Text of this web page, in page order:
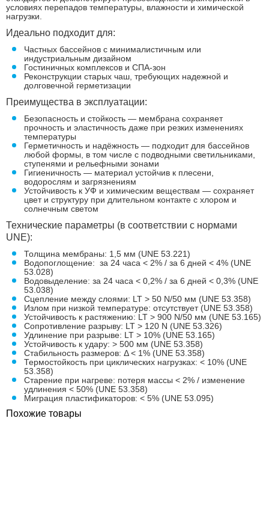
условиях перепадов температуры, влажности и химической
нагрузки.
Идеально подходит для:
Частных бассейнов с минималистичным или
индустриальным дизайном
Гостиничных комплексов и СПА-зон
Реконструкции старых чаш, требующих надежной и
долговечной герметизации
Преимущества в эксплуатации:
Безопасность и стойкость — мембрана сохраняет
прочность и эластичность даже при резких изменениях
температуры
Герметичность и надёжность — подходит для бассейнов
любой формы, в том числе с подводными светильниками,
ступенями и рельефными зонами
Гигиеничность — материал устойчив к плесени,
водорослям и загрязнениям
Устойчивость к УФ и химическим веществам — сохраняет
цвет и структуру при длительном контакте с хлором и
солнечным светом
Технические параметры (в соответствии с нормами
UNE):
Толщина мембраны: 1,5 мм (UNE 53.221)
Водопоглощение: за 24 часа < 2% / за 6 дней < 4% (UNE
53.028)
Водовыделение: за 24 часа < 0,2% / за 6 дней < 0,3% (UNE
53.038)
Сцепление между слоями: LT > 50 N/50 мм (UNE 53.358)
Излом при низкой температуре: отсутствует (UNE 53.358)
Устойчивость к растяжению: LT > 900 N/50 мм (UNE 53.165)
Сопротивление разрыву: LT > 120 N (UNE 53.326)
Удлинение при разрыве: LT > 10% (UNE 53.165)
Устойчивость к удару: > 500 мм (UNE 53.358)
Стабильность размеров: Δ < 1% (UNE 53.358)
Термостойкость при циклических нагрузках: < 10% (UNE
53.358)
Старение при нагреве: потеря массы < 2% / изменение
удлинения < 50% (UNE 53.358)
Миграция пластификаторов: < 5% (UNE 53.095)
Похожие товары